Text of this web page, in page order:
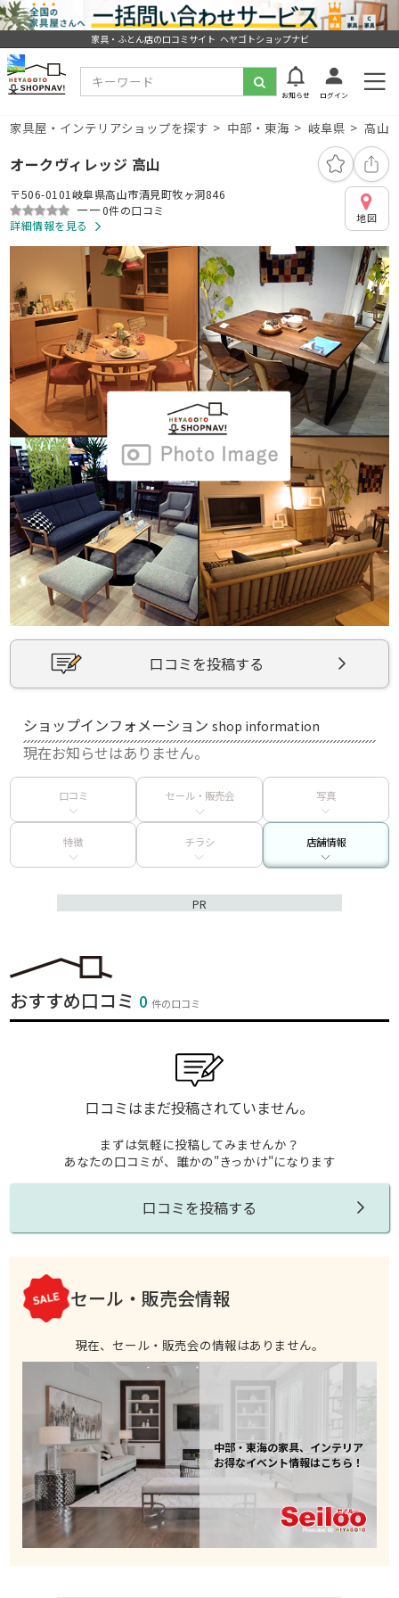
家具・ふとん店の口コミサイト ヘヤゴトショップナビ
お知らせ ログイン
家具屋・インテリアショップを探す 中部・東海 岐阜県 高山
オークヴィレッジ 高山
〒506-0101岐阜県高山市清見町牧ヶ洞846
ーー0件の口コミ
詳細情報を見る
地図
口コミを投稿する
ショップインフォメーションshop information
現在お知らせはありません。
口コミ セール・販売会 写真
特徴 チラシ 店舗情報
PR
おすすめ口コミ 0件の口コミ
口コミはまだ投稿されていません。
まずは気軽に投稿してみませんか？
あなたの口コミが、誰かの"きっかけ"になります
口コミを投稿する
セール・販売会情報
現在、セール・販売会の情報はありません。
中部・東海の家具、インテリア
お得なイベント情報はこちら！